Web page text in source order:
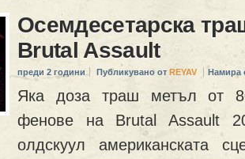
Осемдесетарска
Brutal Assault
преди 2 години Публикувано от REYAV Намира
Яка доза траш метъл от
фенове на Brutal Assault
олдскуул американската